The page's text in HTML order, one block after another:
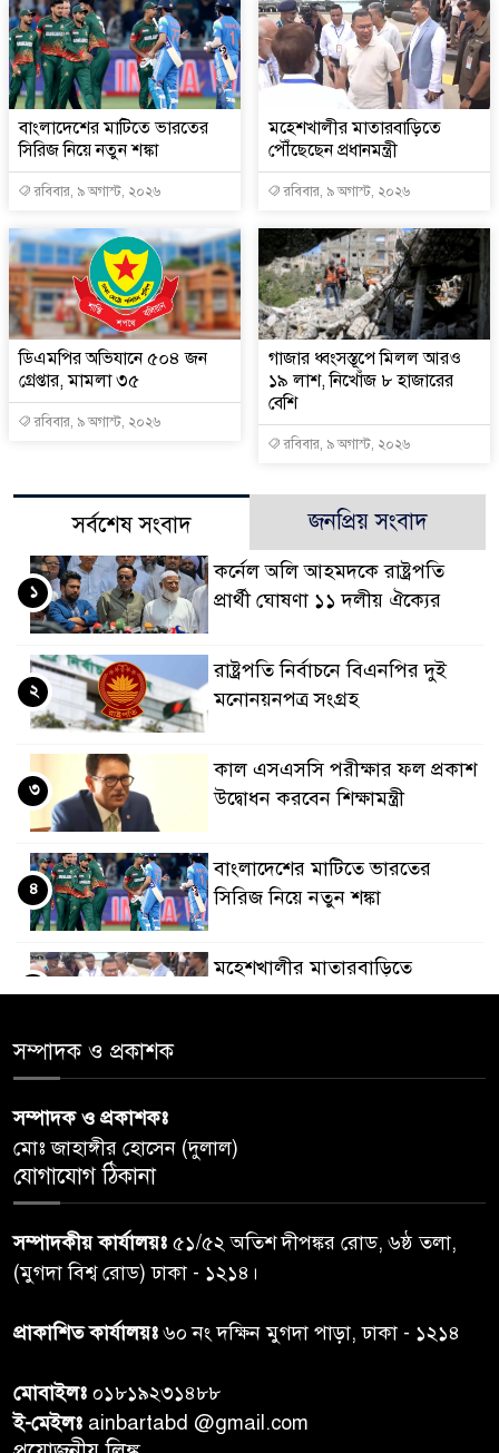
বাংলাদেশের মাটিতে ভারতের
সিরিজ নিয়ে নতুন শঙ্কা
রবিবার, ৯ অগাস্ট, ২০২৬
মহেশখালীর মাতারবাড়িতে
পৌঁছেছেন প্রধানমন্ত্রী
রবিবার, ৯ অগাস্ট, ২০২৬
ডিএমপির অভিযানে ৫০৪ জন
গ্রেপ্তার, মামলা ৩৫
রবিবার, ৯ অগাস্ট, ২০২৬
গাজার ধ্বংসস্তূপে মিলল আরও
১৯ লাশ, নিখোঁজ ৮ হাজারের
বেশি
রবিবার, ৯ অগাস্ট, ২০২৬
সর্বশেষ সংবাদ জনপ্রিয় সংবাদ
কর্নেল অলি আহমদকে রাষ্ট্রপতি
প্রার্থী ঘোষণা ১১ দলীয় ঐক্যের
১
রাষ্ট্রপতি নির্বাচনে বিএনপির দুই
মনোনয়নপত্র সংগ্রহ
২
কাল এসএসসি পরীক্ষার ফল প্রকাশ
উদ্বোধন করবেন শিক্ষামন্ত্রী
৩
বাংলাদেশের মাটিতে ভারতের
সিরিজ নিয়ে নতুন শঙ্কা
৪
মহেশখালীর মাতারবাড়িতে
পৌঁছেছেন প্রধানমন্ত্রী
৬
গাজার ধ্বংসস্তূপে মিলল আরও ১৯
৭
কুলাউড়া সীমান্তে বিএসএফের
৮
নেওয়ার পর ভারতীয় নাগরিক আটক
৯
সম্পাদক ও প্রকাশক
সম্পাদক ও প্রকাশকঃ
মোঃ জাহাঙ্গীর হোসেন (দুলাল)
যোগাযোগ ঠিকানা
সম্পাদকীয় কার্যালয়ঃ ৫১/৫২ অতিশ দীপঙ্কর রোড, ৬ষ্ঠ তলা,
(মুগদা বিশ্ব রোড) ঢাকা - ১২১৪।
প্রাকাশিত কার্যালয়ঃ৬০ নং দক্ষিন মুগদা পাড়া, ঢাকা - ১২১৪
মোবাইলঃ ০১৮১৯২৩১৪৮৮
ই-মেইলঃ ainbartabd @gmail.com